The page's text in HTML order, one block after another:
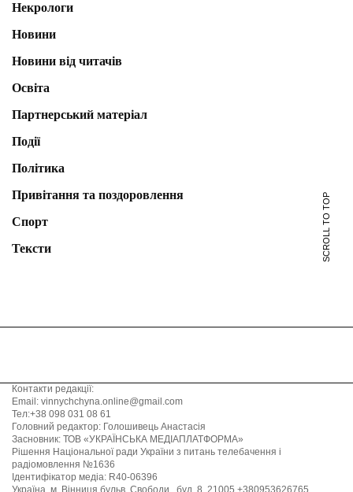
Некрологи
Новини
Новини від читачів
Освіта
Партнерський матеріал
Події
Політика
Привітання та поздоровлення
Спорт
Тексти
SCROLL TO TOP
Контакти редакції:
Email: vinnychchyna.online@gmail.com
Тел:+38 098 031 08 61
Головний редактор: Голошивець Анастасія
Засновник: ТОВ «УКРАЇНСЬКА МЕДІАПЛАТФОРМА»
Рішення Національної ради України з питань телебачення і
радіомовлення №1636
Ідентифікатор медіа: R40-06396